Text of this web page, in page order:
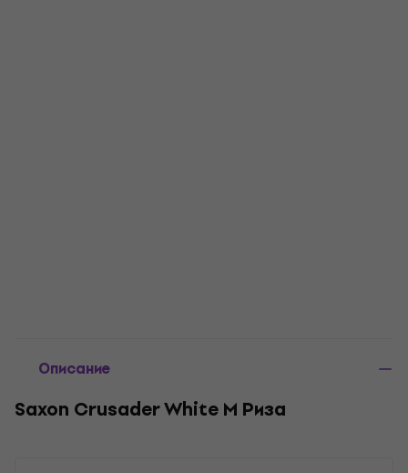
Описание
Saxon Crusader White M Риза